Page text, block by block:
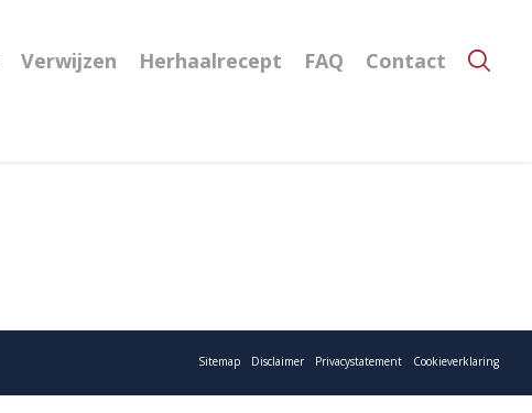
Verwijzen Herhaalrecept FAQ Contact
Sitemap Disclaimer Privacystatement Cookieverklaring